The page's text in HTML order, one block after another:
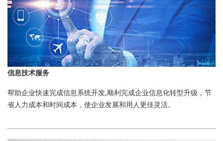
信息技术服务
帮助企业快速完成信息系统开发,顺利完成企业信息化转型升级，节
省人力成本和时间成本，使企业发展和用人更佳灵活。